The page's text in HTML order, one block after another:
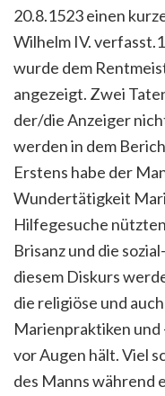
20.8.1523 einen
Wilhelm IV.
wurde dem
angezeigt. Zwei
der/die Anzeiger
werden in dem
Erstens habe der
Wundertätigkeit
Hilfegesuche
Brisanz und die
diesem Diskurs
die religiöse und
Marienpraktiken
vor Augen hält. Viel
des Manns während